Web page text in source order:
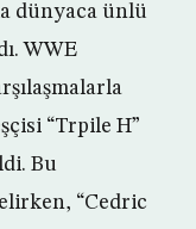
dünyaca ünlü
WWE
“Trpile H”
Bu
“Cedric